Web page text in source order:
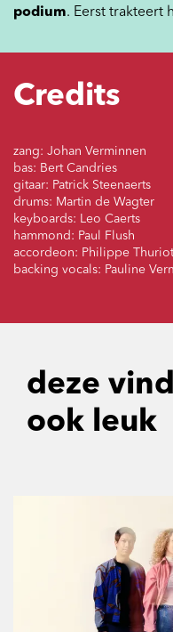
podium. Eerst trakteert
Credits
zang: Johan Verminnen
bas: Bert Candries
gitaar: Patrick Steenaerts
drums: Martin de Wagter
keyboards: Leo Caerts
hammond: Paul Flush
accordeon: Philippe
backing vocals: Pauline
deze
ook leuk